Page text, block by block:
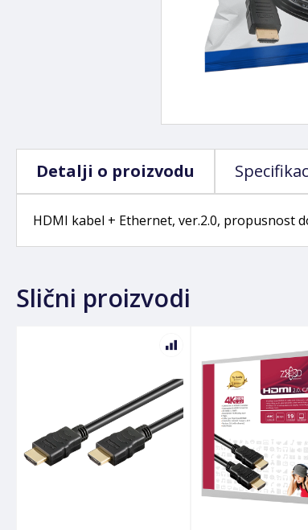
Detalji o proizvodu
HDMI kabel + Ethernet, ver.2.0, propusnost
Slični proizvodi